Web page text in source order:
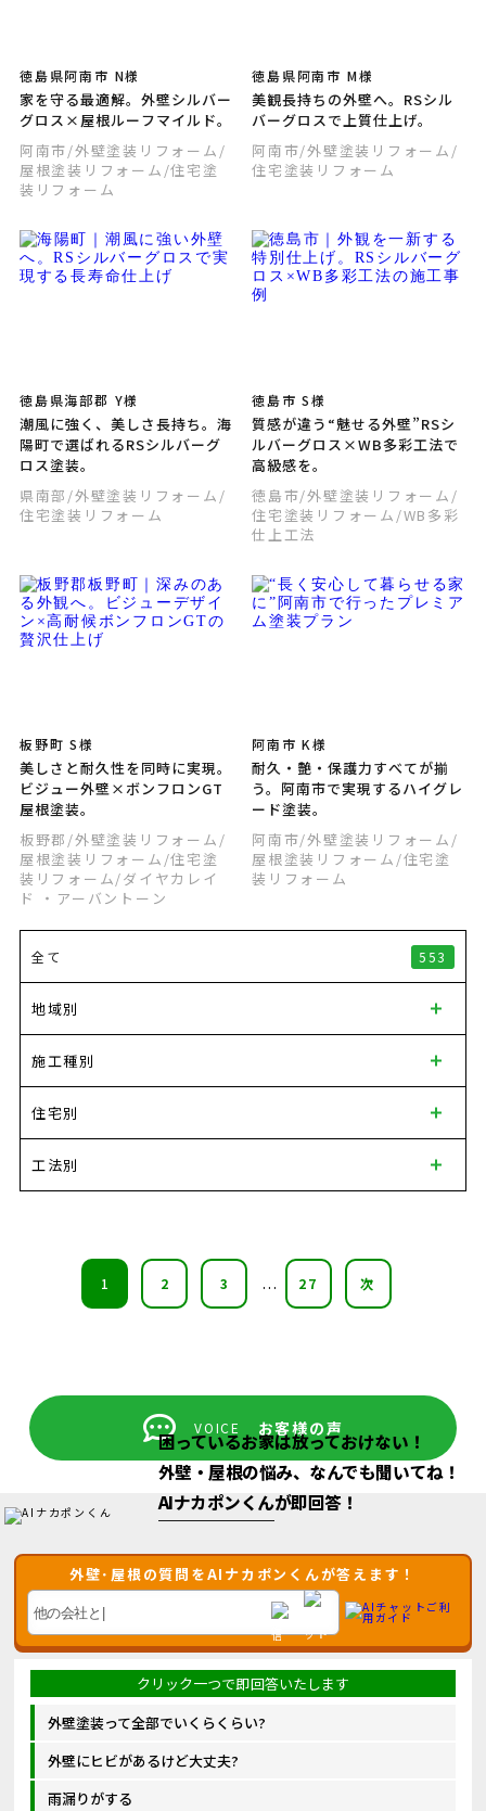
徳島県阿南市 N様
家を守る最適解。外壁シルバー
グロス×屋根ルーフマイルド。
阿南市/外壁塗装リフォーム /
屋根塗装リフォーム /住宅塗
装リフォーム
徳島県阿南市 M様
美観長持ちの外壁へ。RSシル
バーグロスで上質仕上げ。
阿南市/外壁塗装リフォーム /
住宅塗装リフォーム
徳島県海部郡 Y様
潮風に強く、美しさ長持ち。海
陽町で選ばれるRSシルバーグ
ロス塗装。
県南部 /外壁塗装リフォーム /
住宅塗装リフォーム
徳島市 S様
質感が違う“魅せる外壁”RSシ
ルバーグロス×WB多彩工法で
高級感を。
徳島市/外壁塗装リフォーム /
住宅塗装リフォーム /WB多彩
仕上工法
板野町 S様
美しさと耐久性を同時に実現。
ビジュー外壁×ボンフロンGT
屋根塗装。
板野郡 /外壁塗装リフォーム /
屋根塗装リフォーム /住宅塗
装リフォーム/ダイヤカレイ
ド ・アーバントーン
阿南市 K様
耐久・艶・保護力すべてが揃
う。阿南市で実現するハイグレ
ード塗装。
阿南市/外壁塗装リフォーム /
屋根塗装リフォーム /住宅塗
装リフォーム
全て 553
地域別
施工種別
住宅別
工法別
1 2 3 ... 27 次
VOICE お客様の声
困っているお家は放っておけない！
外壁・屋根の悩み、なんでも聞いてね！
AIナカポンくんが即回答！
外壁･屋根の質問をAIナカポンくんが答えます！
外壁塗装って全部でいくらくらい?
外壁にヒビがあるけど大丈夫?
雨漏りがする